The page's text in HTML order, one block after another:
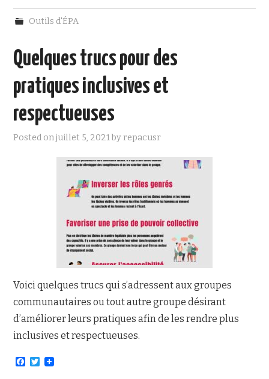
c
e
b
k
i
t
t
Outils d'ÉPA
Quelques trucs pour des
pratiques inclusives et
respectueuses
Posted onjuillet 5, 2021byrepacusr
Voici quelques trucs qui s’adressent aux groupes
communautaires ou tout autre groupe désirant
d’améliorer leurs pratiques afin de les rendre plus
inclusives et respectueuses.
F
T